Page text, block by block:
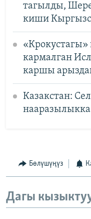
тагылды,
киши
«Крокустагы»
кармалган
каршы
Казакстан:
Бөлүшүңүз
Дагы